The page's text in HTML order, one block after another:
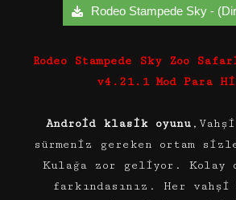
Rodeo Stampede Sky -
Rodeo Stampede Sky Zoo
v4.21.1 Mod Para
Android klasik oyunu
sürmeniz gereken ortam
Kulağa zor geliyor. Kolay
farkındasınız. Her vahşi